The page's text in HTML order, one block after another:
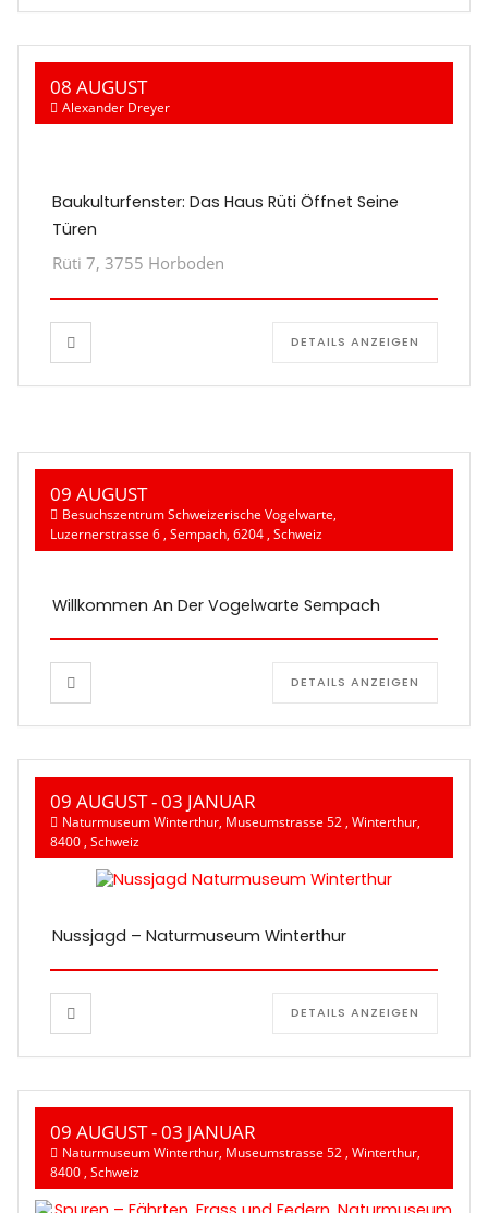
08 AUGUST
Alexander Dreyer
Baukulturfenster: Das Haus Rüti Öffnet Seine
Türen
Rüti 7, 3755 Horboden
DETAILS ANZEIGEN
09 AUGUST
Besuchszentrum Schweizerische Vogelwarte,
Luzernerstrasse 6 , Sempach, 6204 , Schweiz
Willkommen An Der Vogelwarte Sempach
DETAILS ANZEIGEN
09 AUGUST- 03 JANUAR
Naturmuseum Winterthur, Museumstrasse 52 , Winterthur,
8400 , Schweiz
Nussjagd – Naturmuseum Winterthur
DETAILS ANZEIGEN
09 AUGUST- 03 JANUAR
Naturmuseum Winterthur, Museumstrasse 52 , Winterthur,
8400 , Schweiz